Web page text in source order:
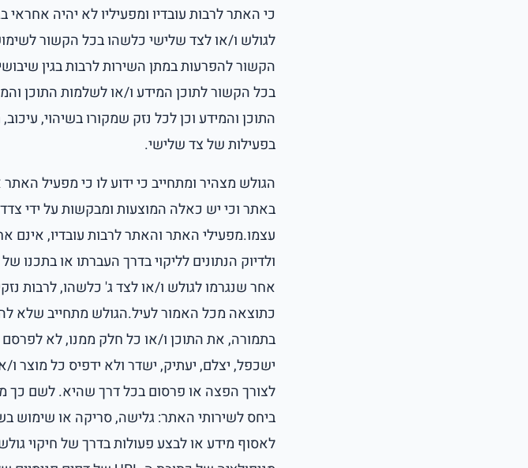
כי האתר לרבות עובדיו ומפעיליו לא יהיה אחראי
לגולש ו/או לצד שלישי כלשהו בכל הקשור
הקשור להפרעות במתן השירות לרבות בגין
בכל הקשור לתוכן המידע ו/או לשלמות התוכן
התוכן והמידע וכן לכל נזק שמקורו בשיהוי,
בפעילות של צד שלישי.
הגולש מצהיר ומתחייב כי ידוע לו כי מפעיל
באתר וכי יש כאלה המוצעות ומבקשות על ידי
עצמו.מפעילי האתר והאתר לרבות עובדיו, אינם
ולדיוק הנתונים לליקוי בדרך העברתו או בתכנו
אחר שנגרמו לגולש ו/או לצד ג' כלשהו, לרבות
כתוצאה מכל האמור לעיל.הגולש מתחייב שלא
בתמורה, את התוכן ו/או כל חלק ממנו, לא
ישכפל, יצלם, יעתיק, ישדר ולא ידפיס כל מוצר
לצורך הפצה או פרסום בכל דרך שהיא. לשם כך
ביחס לשירותי האתר: גלישה, סריקה או שימוש